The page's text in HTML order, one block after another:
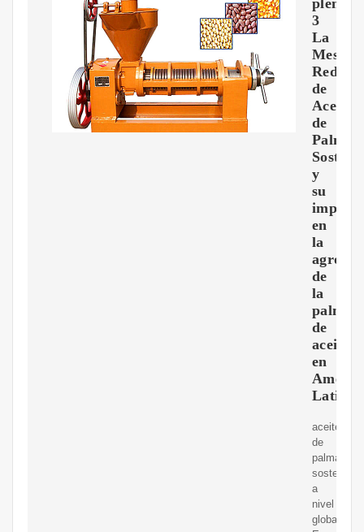
3
La
Mesa
de
Aceite
de
Palma
y
su
en
la
de
la
palma
de
aceite
en
Latina
aceite
de
palma
sostenible
a
nivel
global.